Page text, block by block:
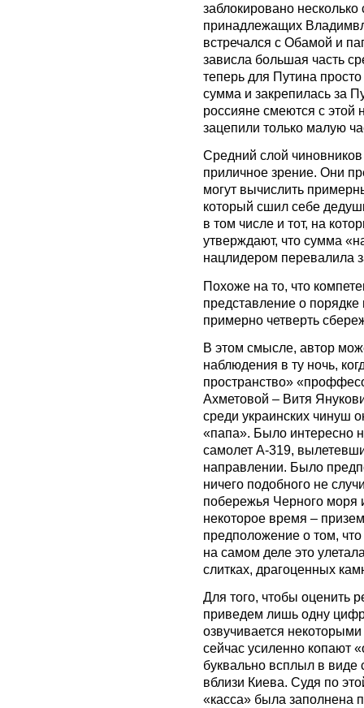
заблокировано
принадлежащих
встречался с Обамой и
зависла большая часть
теперь для Путина
сумма и закрепилась за
россияне смеются с этой
зацепили только малую
Средний слой
приличное зрение. Они
могут вычислить
который сшил себе
в том числе и тот, на
утверждают, что сумма
нацлидером перевалила
Похоже на то, что
представление о
примерно четверть
В этом смысле, автор
наблюдения в ту ночь,
пространство»
Ахметовой – Витя
среди украинских чинуш
«папа». Было интересно
самолет А-319,
направлении. Было
ничего подобного не
побережья Черного моря
некоторое время –
предположение о том,
на самом деле это
слитках, драгоценных
Для того, чтобы оценить
приведем лишь одну
озвучивается
сейчас усиленно копают
буквально всплыл в
вблизи Киева. Судя по
«касса» была заполнена